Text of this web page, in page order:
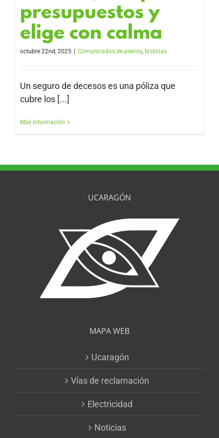
presupuestos y
elige con calma
octubre 22nd, 2025 Comunicados de prensa, Noticias
Un seguro de decesos es una póliza que
cubre los [...]
Más información
UCARAGÓN
MAPA WEB
Ucaragón
Vías de reclamación
Electricidad
Noticias